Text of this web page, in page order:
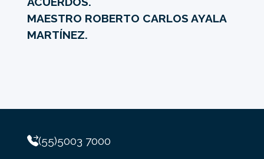
MAESTRO ROBERTO CARLOS AYALA
MARTÍNEZ.
(55)5003 7000